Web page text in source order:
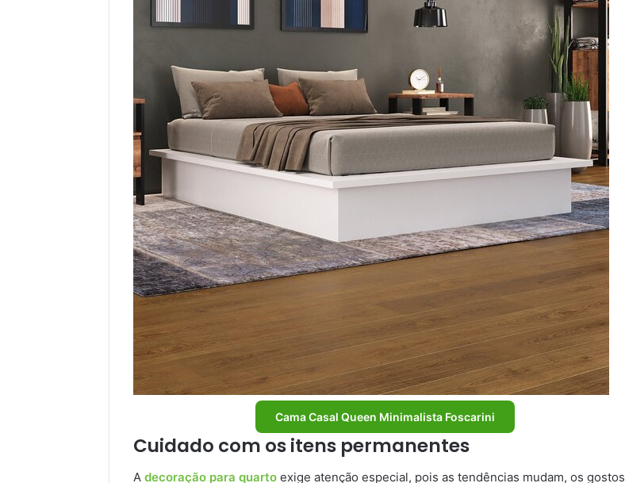
Cama Casal Queen Minimalista Foscarini
Cuidado com os itens permanentes
A decoração para quarto exige atenção especial, pois as tendências mudam, os gostos